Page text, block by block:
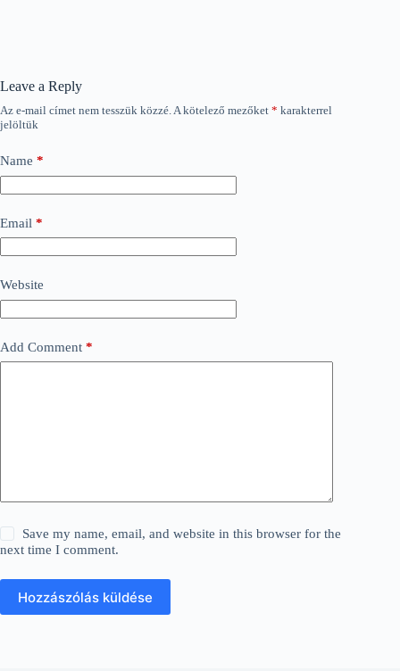
Leave a Reply
Az e-mail címet nem tesszük közzé.A kötelező mezőket * karakterrel
jelöltük
Name *
Email *
Website
Add Comment *
Save my name, email, and website in this browser for the
next time I comment.
Hozzászólás küldése